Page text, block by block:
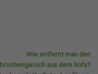
Wie entfernt man den
aus dem Sofa?